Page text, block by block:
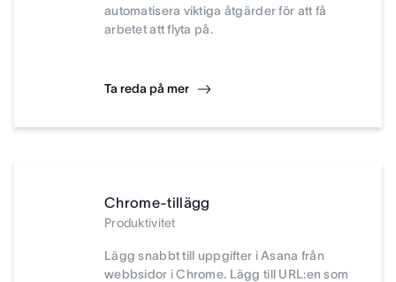
automatisera viktiga åtgärder för att få
arbetet att flyta på.
Ta reda på mer
Chrome-tillägg
Produktivitet
Lägg snabbt till uppgifter i Asana från
webbsidor i Chrome. Lägg till URL:en som